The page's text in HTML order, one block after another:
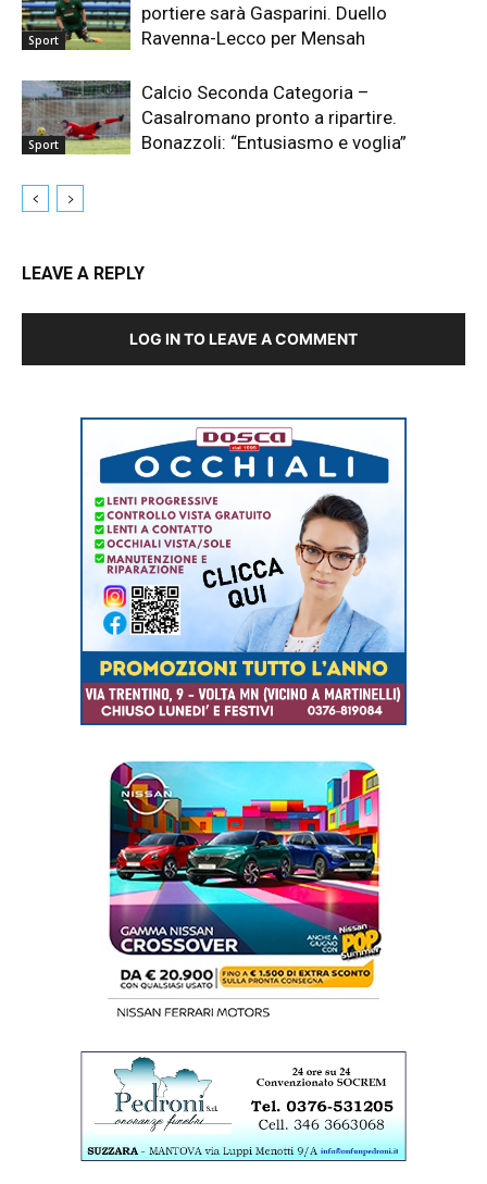
Sport
portiere sarà Gasparini. Duello
Ravenna-Lecco per Mensah
Sport
Calcio Seconda Categoria –
Casalromano pronto a ripartire.
Bonazzoli: “Entusiasmo e voglia”
LEAVE A REPLY
LOG IN TO LEAVE A COMMENT